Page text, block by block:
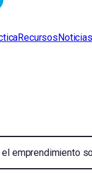
RecursosNoticias
emprendimiento